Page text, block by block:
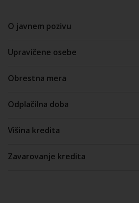
O javnem pozivu
Upravičene osebe
Obrestna mera
Odplačilna doba
Višina kredita
Zavarovanje kredita